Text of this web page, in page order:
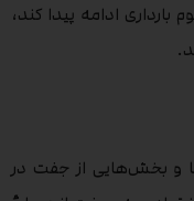
ادامه پیدا کند،
و بخش‌هایی از جفت در